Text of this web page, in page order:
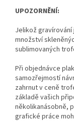
UPOZORNĚNÍ:
Jelikož
množství
sublimovaných
Při objednávce
samozřejmostí
zahrnut v ceně
základě vašich
několikanásobně,
grafické práce